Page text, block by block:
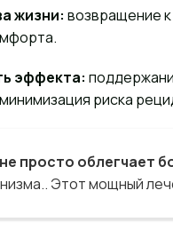
жизни: возвращение
эффекта:
риска
не просто облегчает
Этот мощный